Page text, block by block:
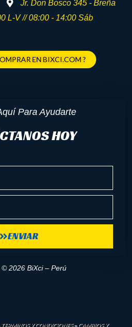
Jr. Don Bosco 345 - Breña
L-V // 08:00 - 14:00 Sáb
EN BIXCI.COM ?
Para Ayudarte
HOY
ENVIAR
2026 BiXci – Perú
TERMINOS Y CONDICIONES–CAMBIOS Y